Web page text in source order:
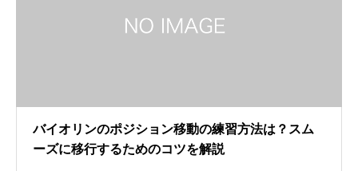
バイオリンのポジション移動の練習方法は？スム
ーズに移行するためのコツを解説